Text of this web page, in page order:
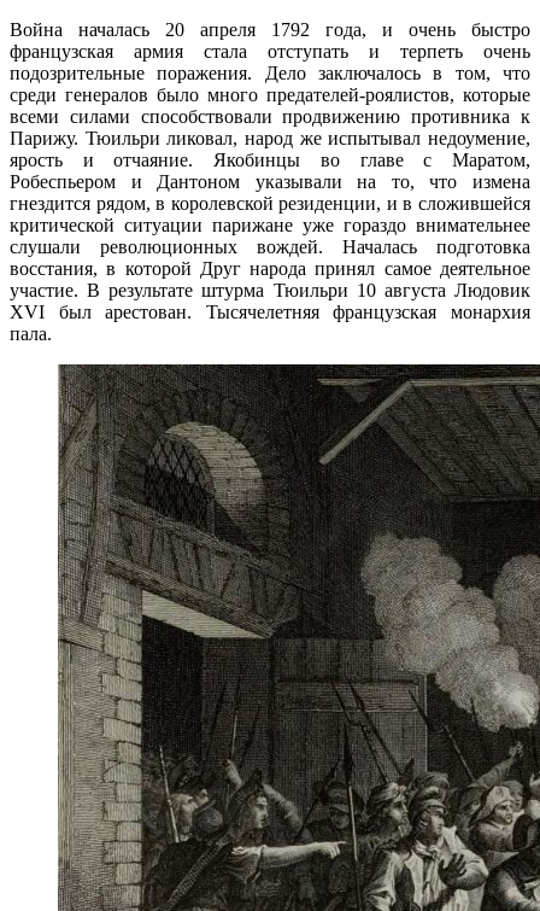
Война началась 20 апреля 1792 года, и очень быстро
французская армия стала отступать и терпеть очень
подозрительные поражения. Дело заключалось в том, что
среди генералов было много предателей-роялистов, которые
всеми силами способствовали продвижению противника к
Парижу. Тюильри ликовал, народ же испытывал недоумение,
ярость и отчаяние. Якобинцы во главе с Маратом,
Робеспьером и Дантоном указывали на то, что измена
гнездится рядом, в королевской резиденции, и в сложившейся
критической ситуации парижане уже гораздо внимательнее
слушали революционных вождей. Началась подготовка
восстания, в которой Друг народа принял самое деятельное
участие. В результате штурма Тюильри 10 августа Людовик
XVI был арестован. Тысячелетняя французская монархия
пала.